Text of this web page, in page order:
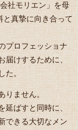
社モリエン」を母
と真摯に向き合って
プロフェッショナ
届けするために、
た。
りません。
延ばすと同時に、
できる大切なメン